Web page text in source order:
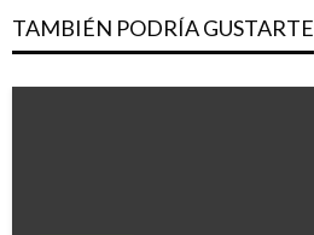
TAMBIÉN PODRÍA GUSTARTE